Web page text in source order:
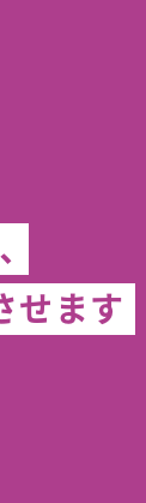
せます